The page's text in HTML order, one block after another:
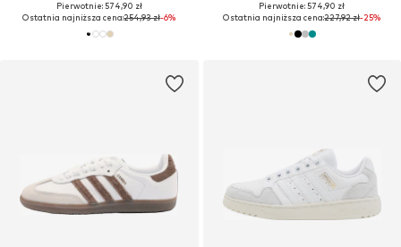
Pierwotnie: 574,90 zł
Ostatnia najniższa cena:254,93 zł-6%
Pierwotnie: 574,90 zł
Ostatnia najniższa cena:227,92 zł-25%